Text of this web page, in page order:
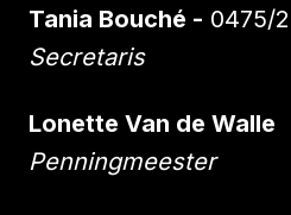
Tania Bouché - 0475/
Secretaris
Lonette Van de Walle
Penningmeester